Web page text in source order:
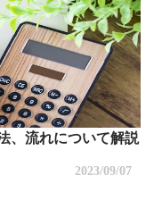
、流れについて解説
2023/09/07